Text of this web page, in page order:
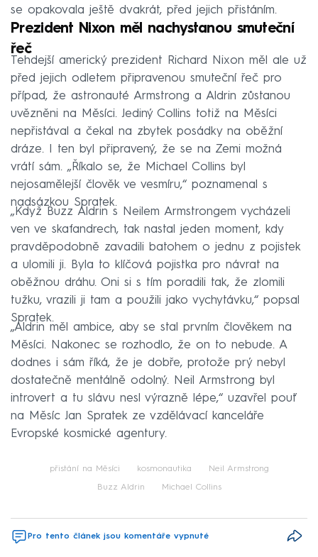
se opakovala ještě dvakrát, před jejich přistáním.
Prezident Nixon měl nachystanou smuteční
řeč
Tehdejší americký prezident Richard Nixon měl ale už
před jejich odletem připravenou smuteční řeč pro
případ, že astronauté Armstrong a Aldrin zůstanou
uvězněni na Měsíci. Jediný Collins totiž na Měsíci
nepřistával a čekal na zbytek posádky na oběžní
dráze. I ten byl připravený, že se na Zemi možná
vrátí sám. „Říkalo se, že Michael Collins byl
nejosamělejší člověk ve vesmíru,“ poznamenal s
nadsázkou Spratek.
„Když Buzz Aldrin s Neilem Armstrongem vycházeli
ven ve skafandrech, tak nastal jeden moment, kdy
pravděpodobně zavadili batohem o jednu z pojistek
a ulomili ji. Byla to klíčová pojistka pro návrat na
oběžnou dráhu. Oni si s tím poradili tak, že zlomili
tužku, vrazili ji tam a použili jako vychytávku,“ popsal
Spratek.
„Aldrin měl ambice, aby se stal prvním člověkem na
Měsíci. Nakonec se rozhodlo, že on to nebude. A
dodnes i sám říká, že je dobře, protože prý nebyl
dostatečně mentálně odolný. Neil Armstrong byl
introvert a tu slávu nesl výrazně lépe,“ uzavřel pouť
na Měsíc Jan Spratek ze vzdělávací kanceláře
Evropské kosmické agentury.
přistání na Měsíci kosmonautika Neil Armstrong
Buzz Aldrin Michael Collins
Pro tento článek jsou komentáře vypnuté